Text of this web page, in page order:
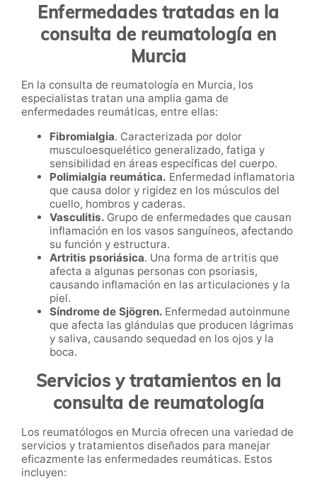
Enfermedades tratadas en la
consulta de reumatología en
Murcia
En la consulta de reumatología en Murcia, los
especialistas tratan una amplia gama de
enfermedades reumáticas, entre ellas:
Fibromialgia. Caracterizada por dolor
musculoesquelético generalizado, fatiga y
sensibilidad en áreas específicas del cuerpo.
Polimialgia reumática. Enfermedad inflamatoria
que causa dolor y rigidez en los músculos del
cuello, hombros y caderas.
Vasculitis. Grupo de enfermedades que causan
inflamación en los vasos sanguíneos, afectando
su función y estructura.
Artritis psoriásica. Una forma de artritis que
afecta a algunas personas con psoriasis,
causando inflamación en las articulaciones y la
piel.
Síndrome de Sjögren. Enfermedad autoinmune
que afecta las glándulas que producen lágrimas
y saliva, causando sequedad en los ojos y la
boca.
Servicios y tratamientos en la
consulta de reumatología
Los reumatólogos en Murcia ofrecen una variedad de
servicios y tratamientos diseñados para manejar
eficazmente las enfermedades reumáticas. Estos
incluyen: